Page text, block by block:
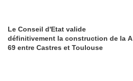
Le Conseil d'Etat valide
définitivement la construction de la A
69 entre Castres et Toulouse